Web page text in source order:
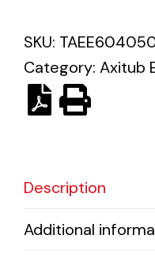
Solar lighting
Variety of solar
SKU:
Category: Axitub
Description
Additional